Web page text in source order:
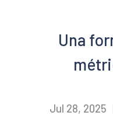
Una
Jul 28, 2025